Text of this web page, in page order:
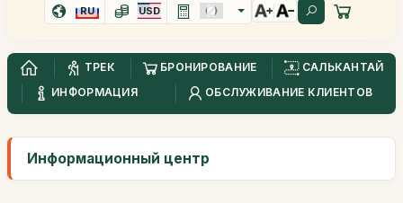
RU USD
ТРЕК БРОНИРОВАНИЕ
САЛЬКАНТАЙ
ИНФОРМАЦИЯ
ОБСЛУЖИВАНИЕ КЛИЕНТОВ
Информационный центр